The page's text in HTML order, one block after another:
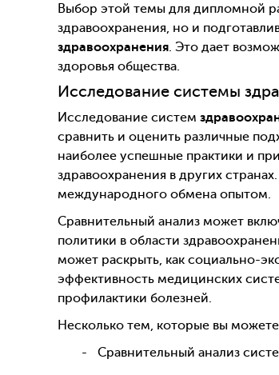
Выбор этой темы для дипломной
здравоохранения, но и
здравоохранения. Это дает
здоровья общества.
Исследование системы
Исследование систем
сравнить и оценить различные
наиболее успешные практики и
здравоохранения в других
международного обмена опытом.
Сравнительный анализ может
политики в области
может раскрыть, как социально-
эффективность медицинских
профилактики болезней.
Несколько тем, которые вы
Сравнительный анализ